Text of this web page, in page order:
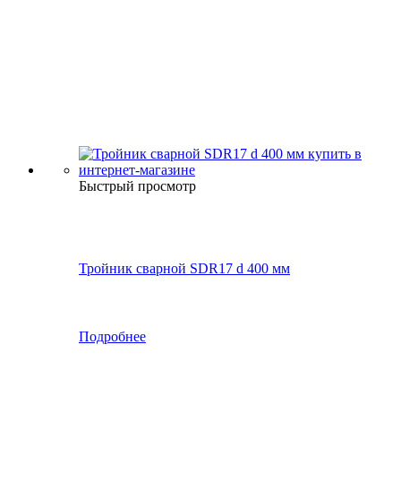
Быстрый просмотр
Тройник сварной SDR17 d 400 мм
Подробнее